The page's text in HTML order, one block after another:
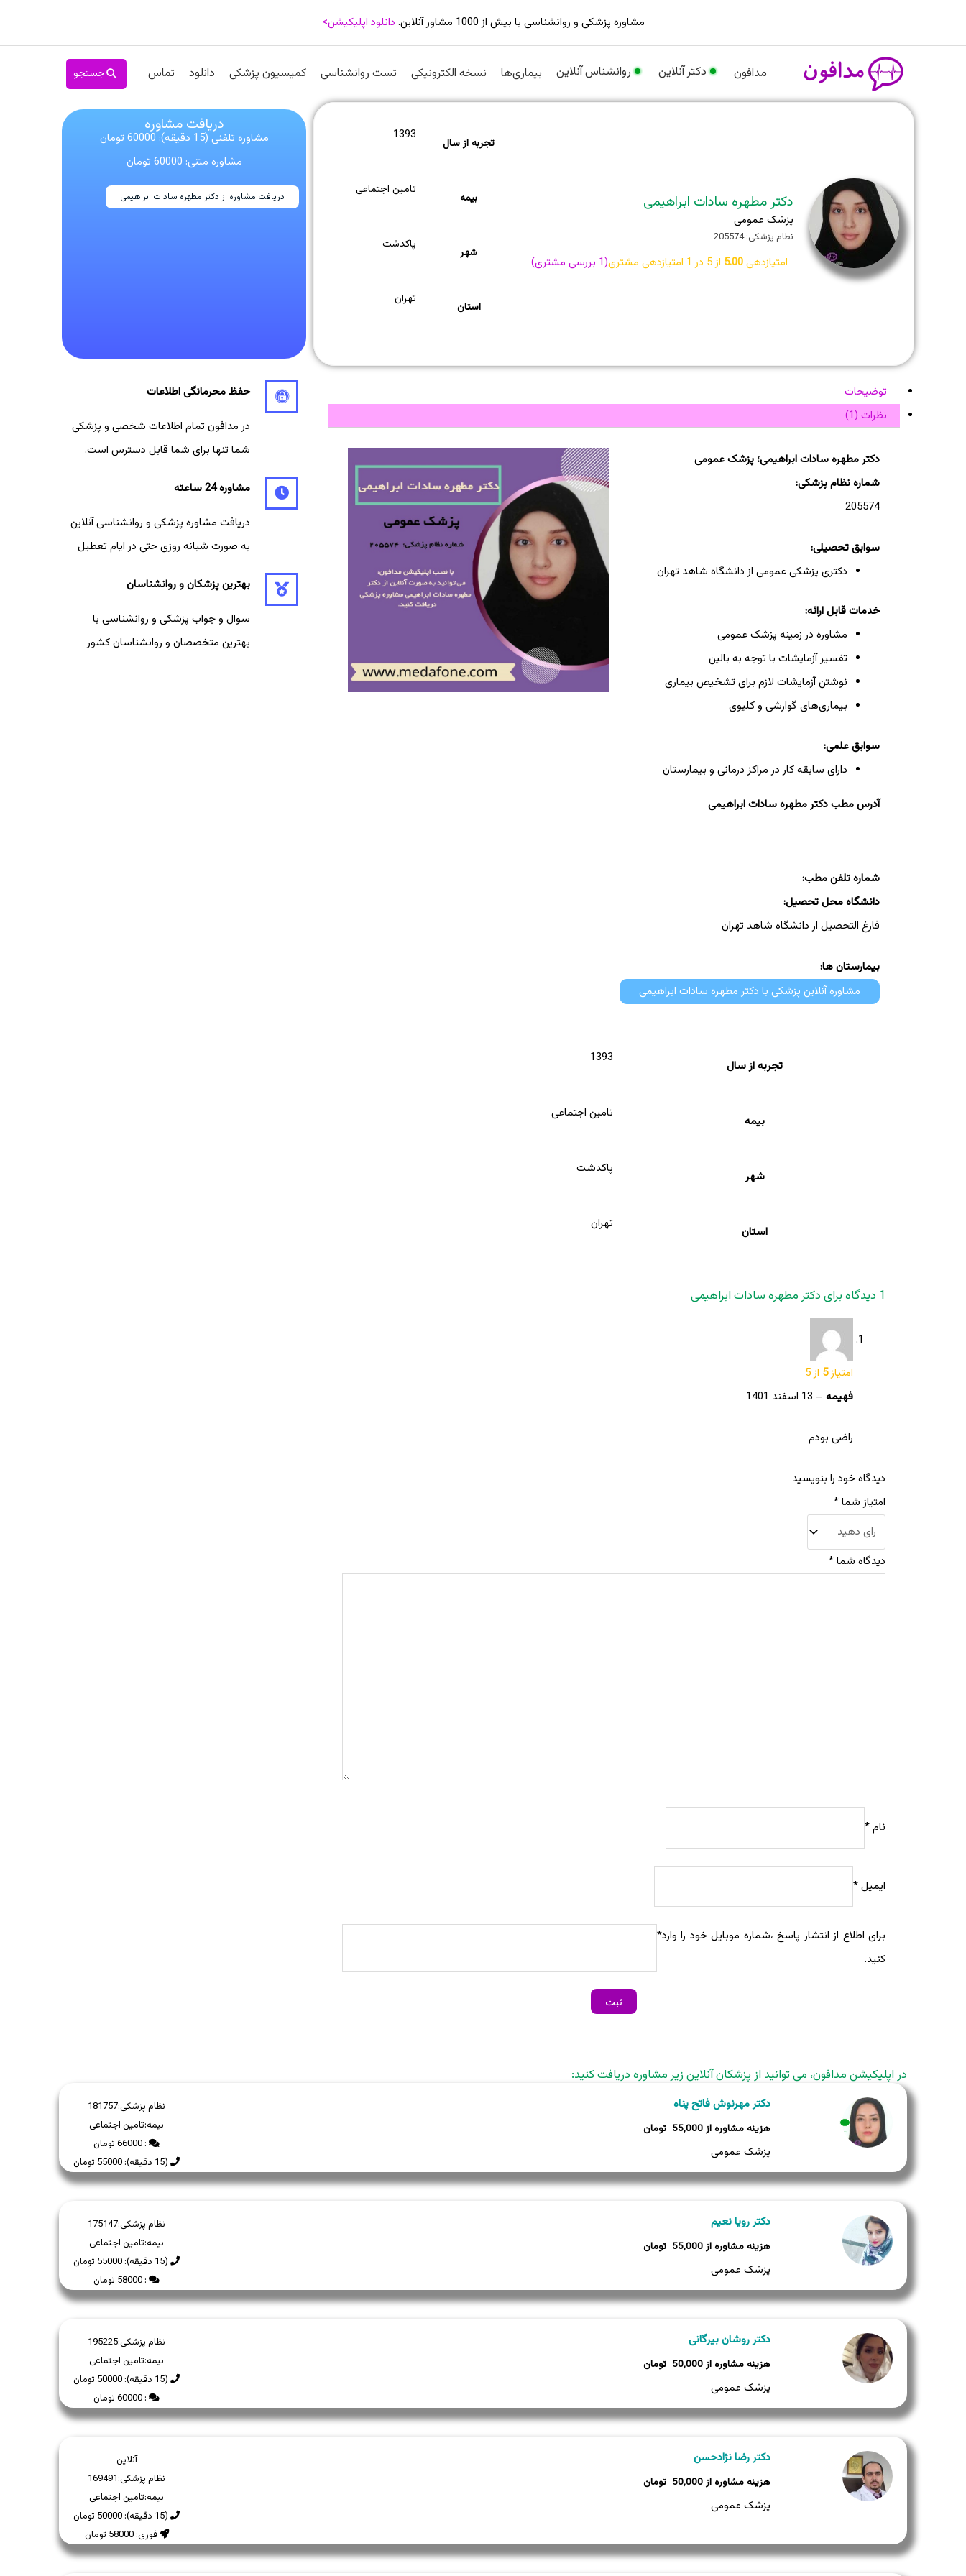
مشاوره پزشکی و روانشناسی با بیش از 1000 مشاور آنلاین. دانلود اپلیکیشن>
مدافون دکتر آنلاین روانشناس آنلاین بیماری‌ها نسخه الکترونیکی تست روانشناسی کمیسیون پزشکی دانلود تماس جستجو
دکتر مطهره سادات ابراهیمی
پزشک عمومی
نظام پزشکی: 205574
امتیازدهی5.00 از 5 در 1 امتیازدهی مشتری(
1 بررسی مشتری)
تجربه از سال
1393
بیمه
تامین اجتماعی
شهر
پاکدشت
استان
تهران
دریافت مشاوره
مشاوره تلفنی (15 دقیقه): 60000 تومان
مشاوره متنی: 60000 تومان
دریافت مشاوره از دکتر مطهره سادات ابراهیمی
توضیحات
نظرات (1)
دکتر مطهره سادات ابراهیمی؛ پزشک عمومی
شماره نظام پزشکی:
205574
سوابق تحصیلی:
دکتری پزشکی عمومی از دانشگاه شاهد تهران
خدمات قابل ارائه:
مشاوره در زمینه پزشک عمومی
تفسیر آزمایشات با توجه به بالین
نوشتن آزمایشات لازم برای تشخیص بیماری
بیماری‌های گوارشی و کلیوی
سوابق علمی:
دارای سابقه کار در مراکز درمانی و بیمارستان
آدرس مطب دکتر مطهره سادات ابراهیمی
شماره تلفن مطب:
دانشگاه محل تحصیل:
فارغ التحصیل از دانشگاه شاهد تهران
بیمارستان ها:
مشاوره آنلاین پزشکی با دکتر مطهره سادات ابراهیمی
تجربه از سال
1393
بیمه
تامین اجتماعی
شهر
پاکدشت
استان
تهران
1 دیدگاه برای دکتر مطهره سادات ابراهیمی
امتیاز5 از 5
فهیمه – 13 اسفند 1401
راضی بودم
دیدگاه خود را بنویسید
امتیاز شما*
دیدگاه شما*
نام*
ایمیل*
برای اطلاع از انتشار پاسخ ،شماره موبایل خود را وارد
کنید.
*
حفظ محرمانگی اطلاعات
در مدافون تمام اطلاعات شخصی و پزشکی
شما تنها برای شما قابل دسترس است.
مشاوره 24 ساعته
دریافت مشاوره پزشکی و روانشناسی آنلاین
به صورت شبانه روزی حتی در ایام تعطیل
بهترین پزشکان و روانشناسان
سوال و جواب پزشکی و روانشناسی با
بهترین متخصصان و روانشناسان کشور
در اپلیکیشن مدافون، می توانید از پزشکان آنلاین زیر مشاوره دریافت کنید:
نظام پزشکی:181757
بیمه:تامین اجتماعی
: 66000 تومان
(15 دقیقه): 55000 تومان
دکتر مهرنوش فاتح پناه
55,000
پزشک عمومی
نظام پزشکی:175147
بیمه:تامین اجتماعی
(15 دقیقه): 55000 تومان
: 58000 تومان
دکتر رویا نعیم
55,000
پزشک عمومی
نظام پزشکی:195225
بیمه:تامین اجتماعی
(15 دقیقه): 50000 تومان
: 60000 تومان
دکتر روشان بیرگانی
50,000
پزشک عمومی
آنلاین
نظام پزشکی:169491
بیمه:تامین اجتماعی
(15 دقیقه): 50000 تومان
فوری: 58000 تومان
دکتر رضا نژادحسن
50,000
پزشک عمومی